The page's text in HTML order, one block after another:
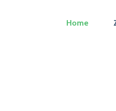
Home